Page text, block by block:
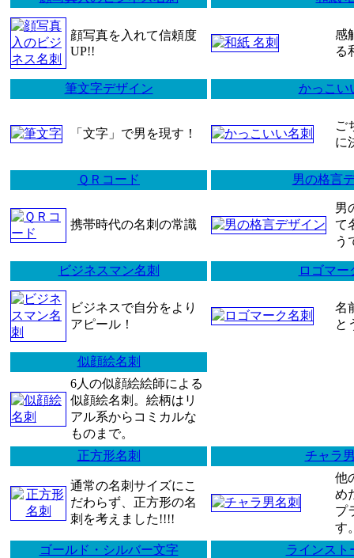
顔写真を入れて信頼度
UP!!
感
る
筆文字デザイン かっこい
「文字」で男を現す！
ご
に
ＱＲコード 男の格言
携帯時代の名刺の常識
男
て
う
ビジネスマン名刺 ロゴマー
ビジネスで自分をより
アピール！
名
と
似顔絵名刺
6人の似顔絵絵師による
似顔絵名刺。絵柄はリ
アル系からコミカルな
ものまで。
正方形名刺
チャラ
通常の名刺サイズにこ
だわらず、正方形の名
刺を考えました!!!!
他
め
プ
す
ゴールド・シルバー文字
ラインスト